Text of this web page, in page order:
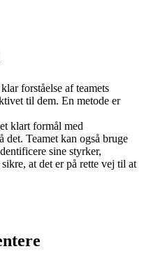
forståelse af teamets
til dem. En metode er
klart formål med
det. Teamet kan også bruge
sine styrker,
at det er på rette vej til at